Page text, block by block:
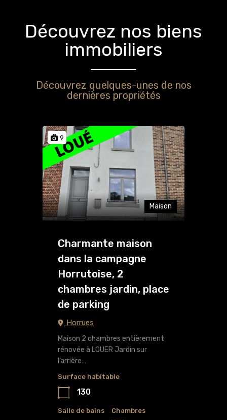
Découvrez nos biens
immobiliers
Découvrez quelques-unes de nos
dernières propriétés
9
Maison
Charmante maison
dans la campagne
Horrutoise, 2
chambres jardin, place
de parking
Horrues
Maison 2 chambres entièrement
rénovée à LOUER Jardin sur
l’arrière…
Surface habitable
130
Salle de bains Chambres